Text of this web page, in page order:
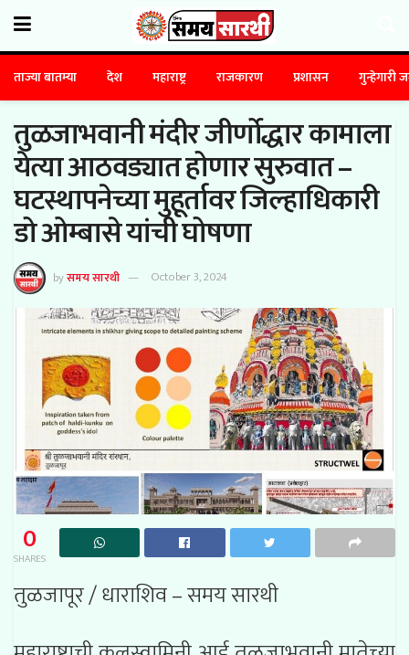
ताज्या बातम्या देश महाराष्ट्र राजकारण प्रशासन गुन्हेगारी
तुळजाभवानी मंदीर जीर्णोद्धार कामाला
येत्या आठवड्यात होणार सुरुवात –
घटस्थापनेच्या मुहूर्तावर जिल्हाधिकारी
डो ओम्बासे यांची घोषणा
byसमय सारथी October 3, 2024
0
SHARES
तुळजापूर / धाराशिव – समय सारथी